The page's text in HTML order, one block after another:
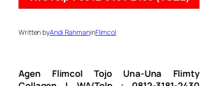
Written byAndi RahmaninFlimcol
Agen Flimcol Tojo Una-Una Flimty